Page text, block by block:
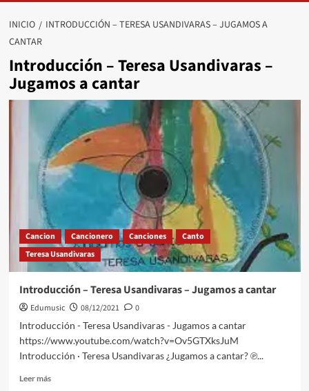
INICIO
INTRODUCCIÓN – TERESA USANDIVARAS – JUGAMOS A
CANTAR
Introducción – Teresa Usandivaras –
Jugamos a cantar
Cancion Cancionero Canciones
Canto
Teresa Usandivaras
Introducción – Teresa Usandivaras – Jugamos a cantar
Edumusic 08/12/2021
0
Introducción - Teresa Usandivaras - Jugamos a cantar
https://www.youtube.com/watch?v=Ov5GTXksJuM
Introducción · Teresa Usandivaras ¿Jugamos a cantar? ℗...
Leer másLeer